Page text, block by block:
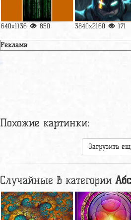
640x1136 850 3840x2160 171
Реклама
Похожие картинки:
Загрузить
Случайные в категории